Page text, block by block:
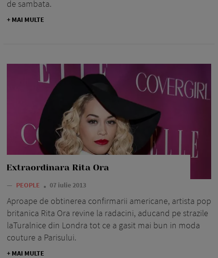
de sambata.
+ MAI MULTE
Extraordinara Rita Ora
— PEOPLE 07 iulie 2013
Aproape de obtinerea confirmarii americane, artista pop
britanica Rita Ora revine la radacini, aducand pe strazile
laTuralnice din Londra tot ce a gasit mai bun in moda
couture a Parisului.
+ MAI MULTE